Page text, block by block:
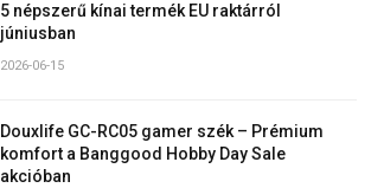
5 népszerű kínai termék EU raktárról
júniusban
2026-06-15
Douxlife GC-RC05 gamer szék – Prémium
komfort a Banggood Hobby Day Sale
akcióban